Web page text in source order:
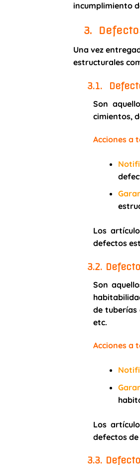
incumplimiento
3.
Una vez
estructurales
3.1.
Son
cimientos,
Acciones a
Los
defectos
3.2.
Son
de tuberías
etc.
Acciones a
Los
defectos
3.3.